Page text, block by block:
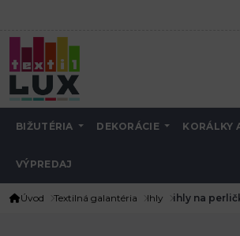
BIŽUTÉRIA DEKORÁCIE KORÁLKY
VÝPREDAJ
Úvod Textilná galantéria Ihly ihly na